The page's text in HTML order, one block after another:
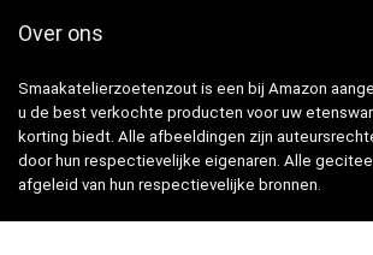
Over ons
Smaakatelierzoetenzout is een bij Amazon
u de best verkochte producten voor uw
korting biedt. Alle afbeeldingen zijn
door hun respectievelijke eigenaren. Alle
afgeleid van hun respectievelijke bronnen.